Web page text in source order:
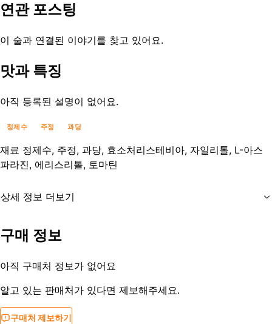
연관 포스팅
이 술과 연결된 이야기를 찾고 있어요.
맛과 특징
아직 등록된 설명이 없어요.
정제수 주정 과당
재료 정제수, 주정, 과당, 효소처리스테비아, 자일리톨, L-아스
파라진, 에리스리톨, 토마틴
상세 정보 더보기
등록일
구매 정보
아직 구매처 정보가 없어요
알고 있는 판매처가 있다면 제보해주세요.
구매처 제보하기